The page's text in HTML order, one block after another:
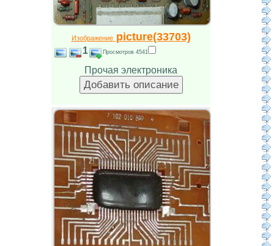
Изображениеpicture(33703)
1 Просмотров 4541
Прочая электроника